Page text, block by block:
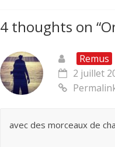
4 thoughts on “
Remus
2 juillet
avec des morceaux de